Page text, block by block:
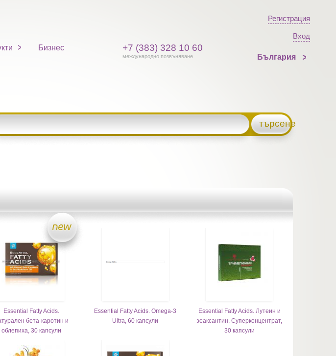
Бизнес +7 (383) 328 10 60
международно позвъняване
Регистрация
Вход
България
търсене
Essential Fatty Acids.
бета-каротин и
облепиха, 30 капсули
Essential Fatty Acids. Omega-3
Ultra, 60 капсули
Essential Fatty Acids. Лутеин и
зеаксантин. Суперконцентрат,
30 капсули